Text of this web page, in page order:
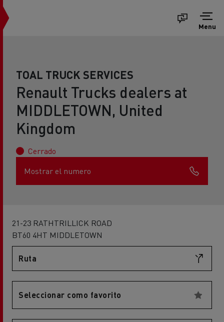
Menu
TOAL TRUCK SERVICES
Renault Trucks dealers at
MIDDLETOWN, United
Kingdom
Cerrado
Mostrar el numero
21-23 RATHTRILLICK ROAD
BT60 4HT MIDDLETOWN
Ruta
Seleccionar como favorito